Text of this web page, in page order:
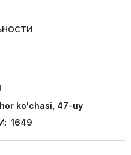
ko'chasi, 47-uy
1649